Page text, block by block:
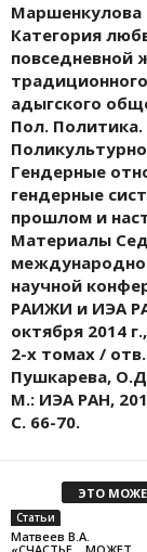
Маршенкулова
Категория
повседневной
традиционного
адыгского
Пол. Политика.
Гендерные
гендерные
прошлом и
Материалы
научной
РАИЖИ и ИЭА
октября 2014
2-х томах /
Пушкарева,
М.: ИЭА РАН,
С. 66-70.
ЭТО
Статьи
Матвеев В.А.